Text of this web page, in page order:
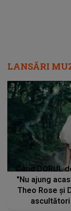
LANSĂRI
Când DORUL
"Nu ajung
Theo Rose și
ascultători